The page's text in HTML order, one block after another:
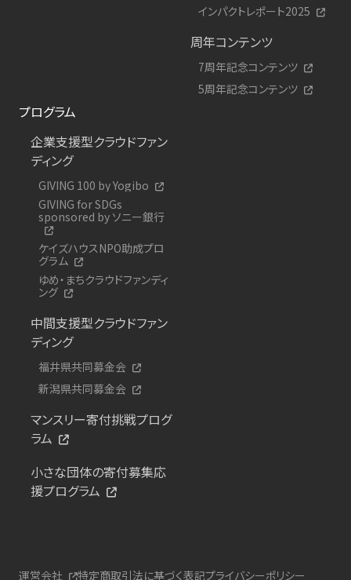
インパクトレポート2025
周年コンテンツ
7周年記念コンテンツ
5周年記念コンテンツ
プログラム
企業支援型クラウドファン
ディング
GIVING 100 by Yogibo
GIVING for SDGs
sponsored by ソニー銀行
ケイズハウスNPO助成プロ
グラム
ゆめ・まちクラウドファンディ
ング
中間支援型クラウドファン
ディング
福井県共同募金会
新潟県共同募金会
マンスリー寄付挑戦プログ
ラム
小さな団体の寄付募集応
援プログラム
運営会社 特定商取引法に基づく表記プライバシーポリシー